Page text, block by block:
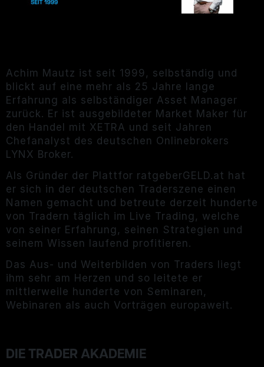
Achim Mautz ist seit 1999, selbständig und
blickt auf eine mehr als 25 Jahre lange
Erfahrung als selbständiger Asset Manager
zurück. Er ist ausgebildeter Market Maker für
den Handel mit XETRA und seit Jahren
Chefanalyst des deutschen Onlinebrokers
LYNX Broker.
Als Gründer der Plattfor ratgeberGELD.at hat
er sich in der deutschen Traderszene einen
Namen gemacht und betreute derzeit hunderte
von Tradern täglich im Live Trading, welche
von seiner Erfahrung, seinen Strategien und
seinem Wissen laufend profitieren.
Das Aus- und Weiterbilden von Traders liegt
ihm sehr am Herzen und so leitete er
mittlerweile hunderte von Seminaren,
Webinaren als auch Vorträgen europaweit.
DIE TRADER AKADEMIE